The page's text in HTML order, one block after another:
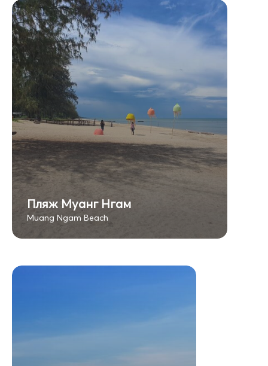
Пляж Муанг Нгам
Muang Ngam Beach